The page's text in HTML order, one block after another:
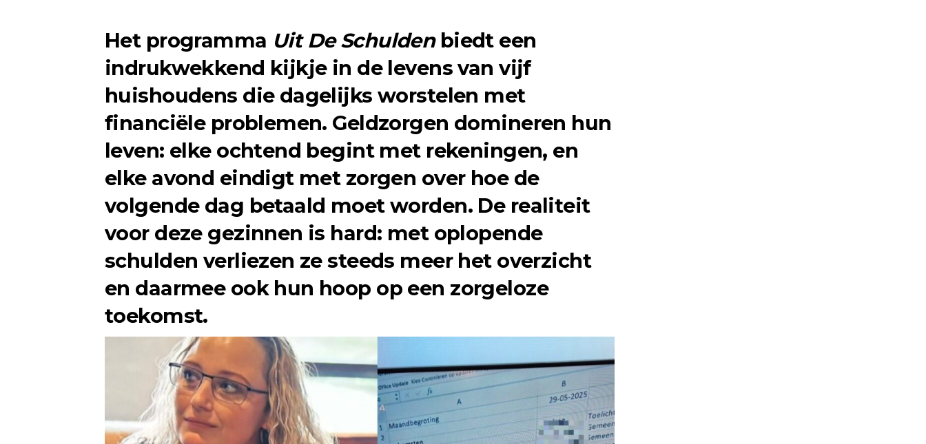
Het programma Uit De Schuldenbiedt een
indrukwekkend kijkje in de levens van vijf
huishoudens die dagelijks worstelen met
financiële problemen. Geldzorgen domineren hun
leven: elke ochtend begint met rekeningen, en
elke avond eindigt met zorgen over hoe de
volgende dag betaald moet worden. De realiteit
voor deze gezinnen is hard: met oplopende
schulden verliezen ze steeds meer het overzicht
en daarmee ook hun hoop op een zorgeloze
toekomst.